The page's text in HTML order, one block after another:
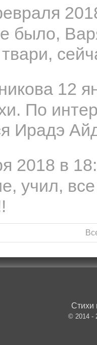
было,
12
По
Ирадэ
2018 в
учил,
Стихи
© 2014 -